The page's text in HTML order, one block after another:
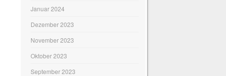
Januar 2024
Dezember 2023
November 2023
Oktober 2023
September 2023